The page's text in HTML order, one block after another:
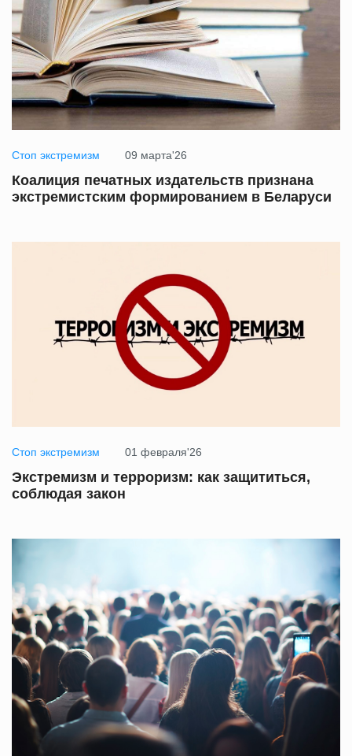
Стоп экстремизм 09 марта'26
Коалиция печатных издательств признана
экстремистским формированием в Беларуси
Стоп экстремизм 01 февраля'26
Экстремизм и терроризм: как защититься,
соблюдая закон